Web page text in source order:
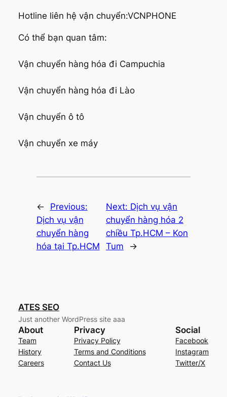
Hotline liên hệ vận chuyển:VCNPHONE
Có thể bạn quan tâm:
Vận chuyển hàng hóa đi Campuchia
Vận chuyển hàng hóa đi Lào
Vận chuyển ô tô
Vận chuyển xe máy
←
Previous:
Dịch vụ vận
chuyển hàng
hóa tại Tp.HCM
Next: Dịch vụ vận
chuyển hàng hóa 2
chiều Tp.HCM – Kon
Tum
→
ATES SEO
Just another WordPress site aaa
About
Team
History
Careers
Privacy
Privacy Policy
Terms and Conditions
Contact Us
Social
Facebook
Instagram
Twitter/X